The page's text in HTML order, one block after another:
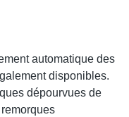
automatique des
disponibles.
dépourvues de